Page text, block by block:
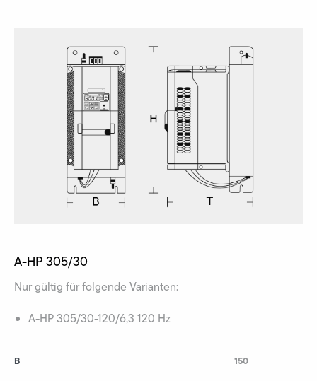
A-HP 305/30
Nur gültig für folgende Varianten:
A-HP 305/30-120/6,3 120 Hz
B 150